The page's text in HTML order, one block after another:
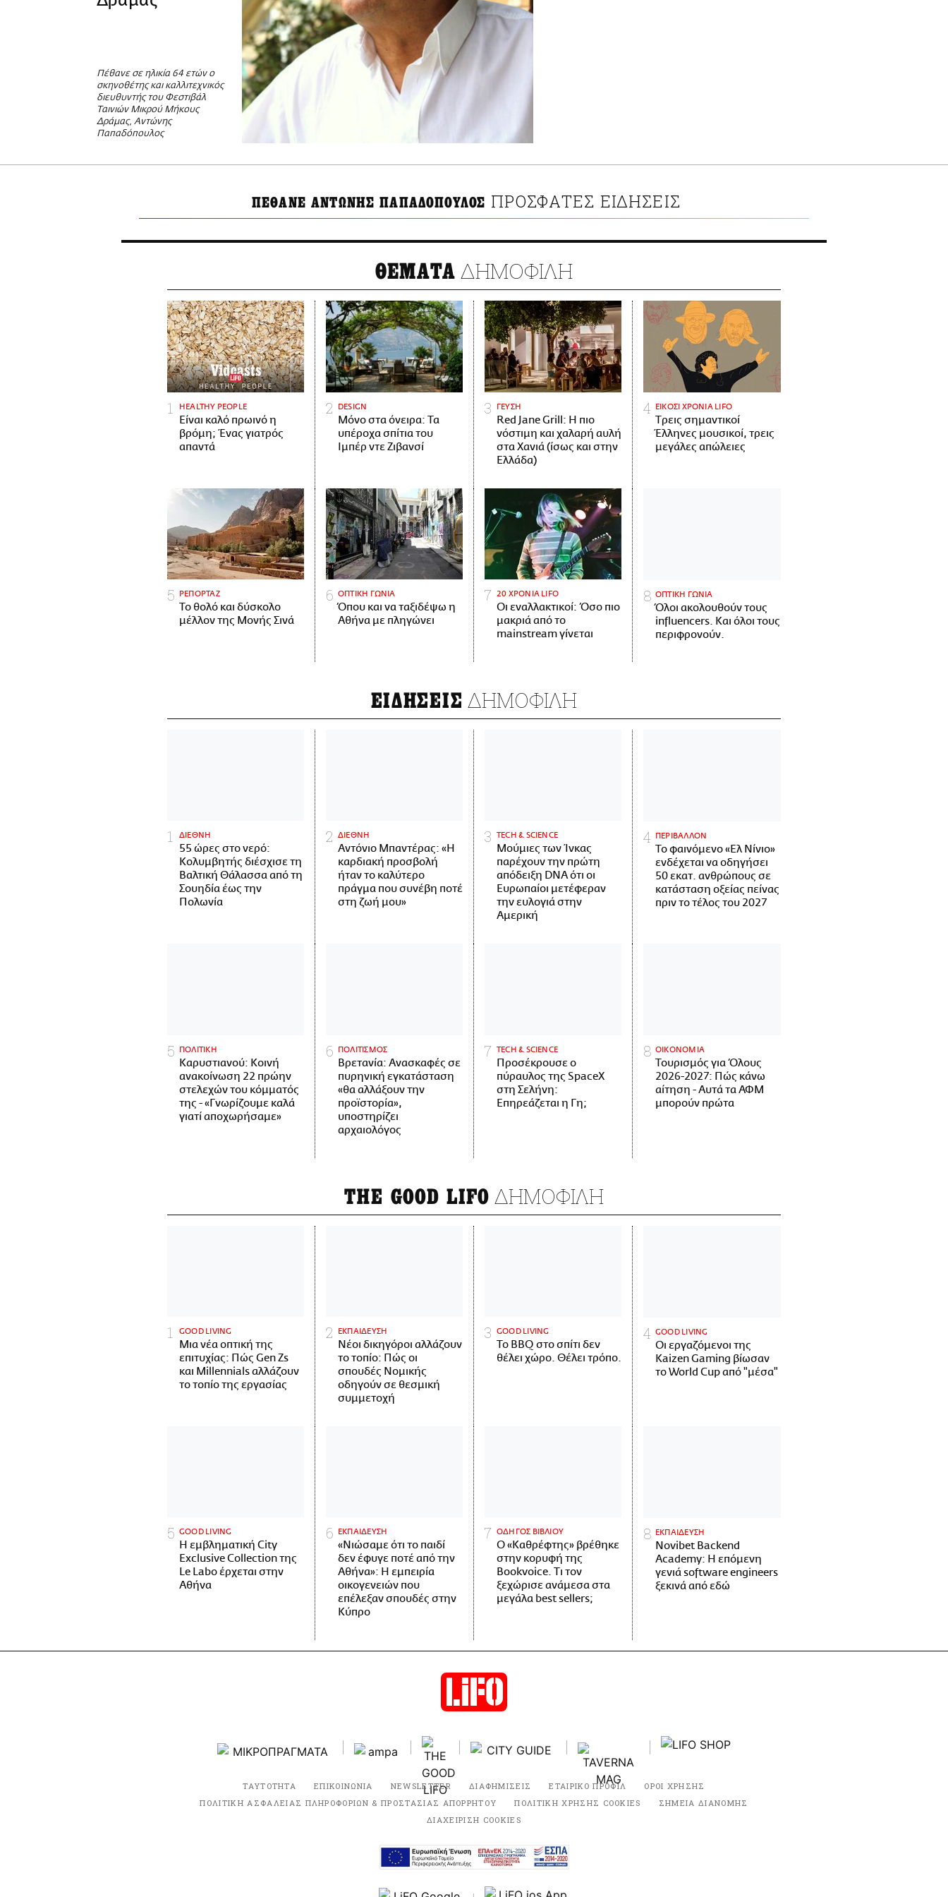
Πέθανε σε ηλικία 64 ετών ο
σκηνοθέτης και καλλιτεχνικός
διευθυντής του Φεστιβάλ
Ταινιών Μικρού Μήκους
Δράμας, Αντώνης
Παπαδόπουλος
ΠΕΘΑΝΕ ΑΝΤΩΝΗΣ ΠΑΠΑΔΟΠΟΥΛΟΣ ΠΡΟΣΦΑΤΕΣ ΕΙΔΗΣΕΙΣ
ΘΕΜΑΤΑ ΔΗΜΟΦΙΛΗ
HEALTHY PEOPLE
Είναι καλό πρωινό η
βρόμη; Ένας γιατρός
απαντά
DESIGN
Μόνο στα όνειρα: Τα
υπέροχα σπίτια του
Ιμπέρ ντε Ζιβανσί
ΓΕΥΣΗ
Red Jane Grill: Η πιο
νόστιμη και χαλαρή αυλή
στα Χανιά (ίσως και στην
Ελλάδα)
ΕΙΚΟΣΙ ΧΡΟΝΙΑ LIFO
Tρεις σημαντικοί
Έλληνες μουσικοί, τρεις
μεγάλες απώλειες
ΡΕΠΟΡΤΑΖ
Το θολό και δύσκολο
μέλλον της Μονής Σινά
ΟΠΤΙΚΗ ΓΩΝΙΑ
Όπου και να ταξιδέψω η
Αθήνα με πληγώνει
20 ΧΡΟΝΙΑ LIFO
Οι εναλλακτικοί: Όσο πιο
μακριά από το
mainstream γίνεται
ΟΠΤΙΚΗ ΓΩΝΙΑ
Όλοι ακολουθούν τους
influencers. Και όλοι τους
περιφρονούν.
ΕΙΔΗΣΕΙΣ ΔΗΜΟΦΙΛΗ
ΔΙΕΘΝΗ
55 ώρες στο νερό:
Κολυμβητής διέσχισε τη
Βαλτική Θάλασσα από τη
Σουηδία έως την
Πολωνία
ΔΙΕΘΝΗ
Αντόνιο Μπαντέρας: «Η
καρδιακή προσβολή
ήταν το καλύτερο
πράγμα που συνέβη ποτέ
στη ζωή μου»
ΤECH & SCIENCE
Μούμιες των Ίνκας
παρέχουν την πρώτη
απόδειξη DNA ότι οι
Ευρωπαίοι μετέφεραν
την ευλογιά στην
Αμερική
ΠΕΡΙΒΑΛΛΟΝ
Το φαινόμενο «Ελ Νίνιο»
ενδέχεται να οδηγήσει
50 εκατ. ανθρώπους σε
κατάσταση οξείας πείνας
πριν το τέλος του 2027
ΠΟΛΙΤΙΚΗ
Καρυστιανού: Κοινή
ανακοίνωση 22 πρώην
στελεχών του κόμματός
της - «Γνωρίζουμε καλά
γιατί αποχωρήσαμε»
ΠΟΛΙΤΙΣΜΟΣ
Βρετανία: Ανασκαφές σε
πυρηνική εγκατάσταση
«θα αλλάξουν την
προϊστορία»,
υποστηρίζει
αρχαιολόγος
ΤECH & SCIENCE
Προσέκρουσε ο
πύραυλος της SpaceX
στη Σελήνη:
Επηρεάζεται η Γη;
ΟΙΚΟΝΟΜΙΑ
Τουρισμός για Όλους
2026-2027: Πώς κάνω
αίτηση - Αυτά τα ΑΦΜ
μπορούν πρώτα
THE GOOD LIFO ΔΗΜΟΦΙΛΗ
GOOD LIVING
Μια νέα οπτική της
επιτυχίας: Πώς Gen Zs
και Millennials αλλάζουν
το τοπίο της εργασίας
ΕΚΠΑΙΔΕΥΣΗ
Νέοι δικηγόροι αλλάζουν
το τοπίο: Πώς οι
σπουδές Νομικής
οδηγούν σε θεσμική
συμμετοχή
GOOD LIVING
Το BBQ στο σπίτι δεν
θέλει χώρο. Θέλει τρόπο.
GOOD LIVING
Οι εργαζόμενοι της
Kaizen Gaming βίωσαν
το World Cup από "μέσα"
GOOD LIVING
Η εμβληματική City
Exclusive Collection της
Le Labo έρχεται στην
Αθήνα
ΕΚΠΑΙΔΕΥΣΗ
«Νιώσαμε ότι το παιδί
δεν έφυγε ποτέ από την
Αθήνα»: Η εμπειρία
οικογενειών που
επέλεξαν σπουδές στην
Κύπρο
ΟΔΗΓΟΣ ΒΙΒΛΙΟΥ
Ο «Καθρέφτης» βρέθηκε
στην κορυφή της
Bookvoice. Τι τον
ξεχώρισε ανάμεσα στα
μεγάλα best sellers;
ΕΚΠΑΙΔΕΥΣΗ
Novibet Backend
Academy: Η επόμενη
γενιά software engineers
ξεκινά από εδώ
ΤΑΥΤΟΤΗΤΑ ΕΠΙΚΟΙΝΩΝΙΑ NEWSLETTER ΔΙΑΦΗΜΙΣΕΙΣ ΕΤΑΙΡΙΚΟ ΠΡΟΦΙΛ
ΟΡΟΙ ΧΡΗΣΗΣ
ΠΟΛΙΤΙΚΗ ΑΣΦΑΛΕΙΑΣ ΠΛΗΡΟΦΟΡΙΩΝ & ΠΡΟΣΤΑΣΙΑΣ ΑΠΟΡΡΗΤΟΥ
ΠΟΛΙΤΙΚΗ ΧΡΗΣΗΣ COOKIES
ΣΗΜΕΙΑ ΔΙΑΝΟΜΗΣ
ΔΙΑΧΕΙΡΙΣΗ COOKIES